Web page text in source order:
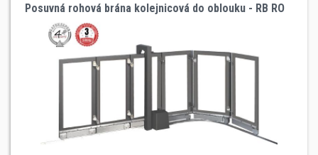
Posuvná rohová brána kolejnicová do oblouku - RB RO